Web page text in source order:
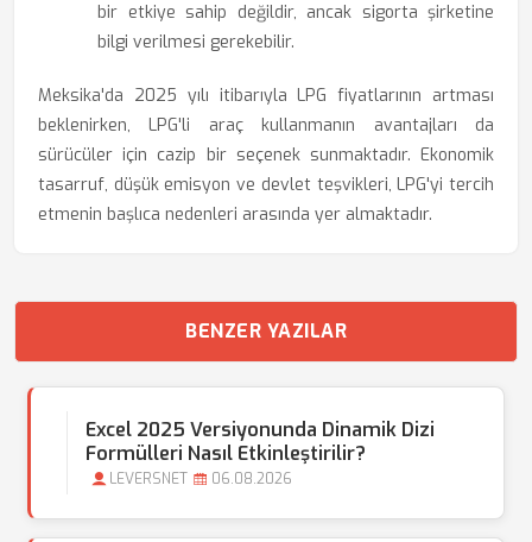
bir etkiye sahip değildir, ancak sigorta şirketine
bilgi verilmesi gerekebilir.
Meksika'da 2025 yılı itibarıyla LPG fiyatlarının artması
beklenirken, LPG'li araç kullanmanın avantajları da
sürücüler için cazip bir seçenek sunmaktadır. Ekonomik
tasarruf, düşük emisyon ve devlet teşvikleri, LPG'yi tercih
etmenin başlıca nedenleri arasında yer almaktadır.
BENZER YAZILAR
Excel 2025 Versiyonunda Dinamik Dizi
Formülleri Nasıl Etkinleştirilir?
LEVERSNET 06.08.2026